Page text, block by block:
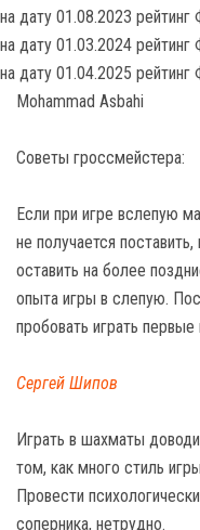
на дату 01.08.2023
на дату 01.03.2024
на дату 01.04.2025
Mohammad Asbahi
Советы гроссмейстера:
Если при игре вслепую
не получается
оставить на более
опыта игры в слепую.
пробовать играть
Сергей Шипов
Играть в шахматы
том, как много стиль
Провести
соперника, нетрудно.